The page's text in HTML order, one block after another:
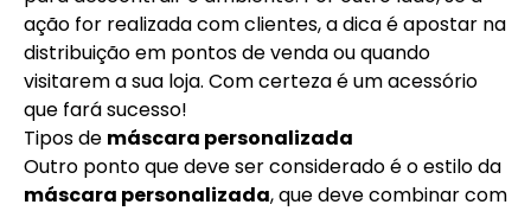
ação for realizada com clientes, a dica é apostar na
distribuição em pontos de venda ou quando
visitarem a sua loja. Com certeza é um acessório
que fará sucesso!
Tipos de máscara personalizada
Outro ponto que deve ser considerado é o estilo da
máscara personalizada, que deve combinar com